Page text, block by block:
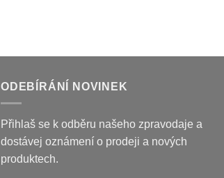
ODEBÍRÁNÍ NOVINEK
Přihlaš se k odběru našeho zpravodaje a
dostávej oznámení o prodeji a nových
produktech.